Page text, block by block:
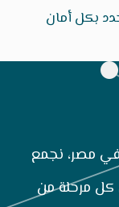
بكل أمان
مصر، نجمع
كل مرحلة من